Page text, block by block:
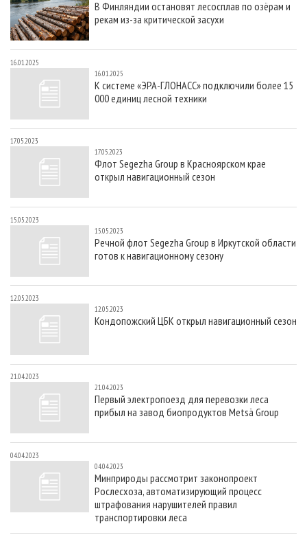
СУШКА ДРЕВЕСИНЫ
ПРОИЗВОДСТВО ДРЕВЕСНЫХ ПЛИТ
ДЕРЕВЯННОЕ ДОМОСТРОЕНИЕ
ПРОИЗВОДСТВО МЕБЕЛИ
БИОЭНЕРГЕТИКА
ЦБП
ИНСТРУМЕНТ И МАТЕРИАЛЫ
ПЕРСОНЫ
МОБИЛЬНЫЕ ВЫСТАВКИ
ПРИОРИТЕТНЫЕ ИНВЕСТПРОЕКТЫ
RUSSIAN FORESTRY REVIEW
ГАЗЕТА ЛЕСПРОМФОРУМ
БИБЛИОТЕКА СПЕЦИАЛИСТА
КОНТАКТЫ
РЕКЛАМА
РЕКЛАМА НА САЙТЕ
В Финляндии остановят лесосплав по озёрам и
рекам из-за критической засухи
16.01.2025
16.01.2025
К системе «ЭРА-ГЛОНАСС» подключили более 15
000 единиц лесной техники
17.05.2023
17.05.2023
Флот Segezha Group в Красноярском крае
открыл навигационный сезон
15.05.2023
15.05.2023
Речной флот Segezha Group в Иркутской области
готов к навигационному сезону
12.05.2023
12.05.2023
Кондопожский ЦБК открыл навигационный сезон
21.04.2023
21.04.2023
Первый электропоезд для перевозки леса
прибыл на завод биопродуктов Metsä Group
04.04.2023
04.04.2023
Минприроды рассмотрит законопроект
Рослесхоза, автоматизирующий процесс
штрафования нарушителей правил
транспортировки леса